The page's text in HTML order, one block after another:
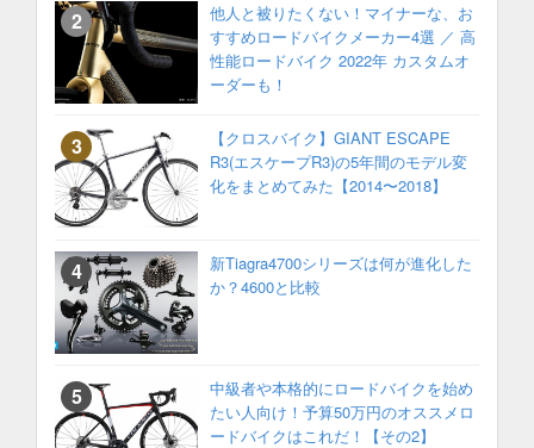
他人と被りたくない！マイナーな、お
すすめロードバイクメーカー4選 ／ 高
性能ロードバイク 2022年 カスタムオ
ーダーも！
【クロスバイク】GIANT ESCAPE
R3(エスケープR3)の5年間のモデル変
化をまとめてみた【2014〜2018】
新Tiagra4700シリーズは何が進化した
か？4600と比較
中級者や本格的にロードバイクを始め
たい人向け！予算50万円のオススメロ
ードバイクはこれだ！【その2】